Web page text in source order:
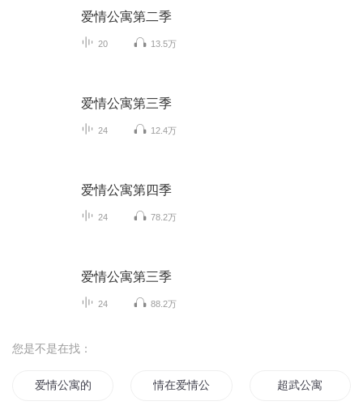
爱情公寓第二季
20 13.5万
爱情公寓第三季
24 12.4万
爱情公寓第四季
24 78.2万
爱情公寓第三季
24 88.2万
您是不是在找：
爱情公寓的生活我来了 情在爱情公寓 超武公寓